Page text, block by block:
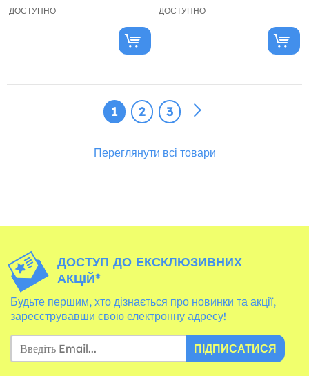
ДОСТУПНО ДОСТУПНО
1 2 3
Переглянути всі товари
ДОСТУП ДО ЕКСКЛЮЗИВНИХ
АКЦІЙ*
Будьте першим, хто дізнається про новинки та акції,
зареєструвавши свою електронну адресу!
ПІДПИСАТИСЯ